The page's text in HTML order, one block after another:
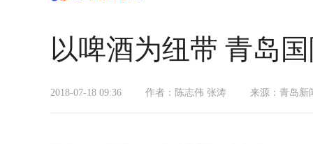
以啤酒为纽带 青岛
2018-07-18 09:36 作者：陈志伟 张涛 来源： 青岛新